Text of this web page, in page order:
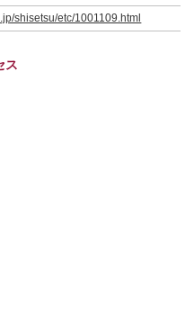
shisetsu/etc/1001109.html
ス